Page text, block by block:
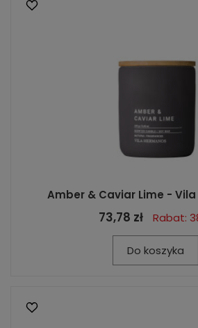
Amber & Caviar Lime -
73,78 zł Rabat:
Do koszyka